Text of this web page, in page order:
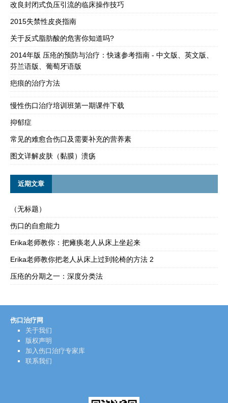
改良封闭式负压引流的临床操作技巧
2015失禁性皮炎指南
关于反式脂肪酸的危害你知道吗?
2014年版 压疮的预防与治疗：快速参考指南 - 中文版、英文版、
芬兰语版、葡萄牙语版
疤痕的治疗方法
慢性伤口治疗培训班第一期课件下载
抑郁症
常见的难愈合伤口及需要补充的营养素
图文详解皮肤（黏膜）溃疡
近期文章
（无标题）
伤口的自愈能力
Erika老师教你：把瘫痪老人从床上坐起来
Erika老师教你把老人从床上过到轮椅的方法 2
压疮的分期之一：深度分类法
伤口治疗网
关于我们
版权声明
加入伤口治疗专家库
联系我们